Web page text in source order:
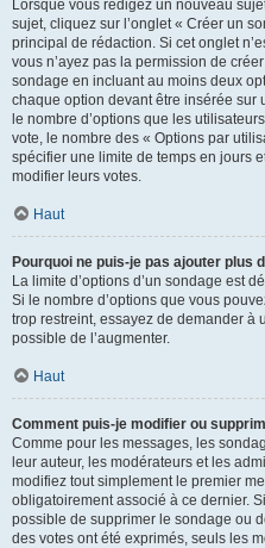
Lorsque vous rédigez un nouveau
sujet, cliquez sur l’onglet « Créer un
principal de rédaction. Si cet onglet
vous n’ayez pas la permission de
sondage en incluant au moins deux
chaque option devant être insérée sur
le nombre d’options que les
vote, le nombre des « Options par
spécifier une limite de temps en jours
modifier leurs votes.
Haut
Pourquoi ne puis-je pas ajouter plus
La limite d’options d’un sondage est
Si le nombre d’options que vous
trop restreint, essayez de demander à
possible de l’augmenter.
Haut
Comment puis-je modifier ou
Comme pour les messages, les
leur auteur, les modérateurs et les
modifiez tout simplement le premier
obligatoirement associé à ce dernier.
possible de supprimer le sondage ou
des votes ont été exprimés, seuls les